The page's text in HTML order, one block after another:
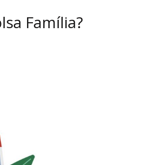
Família?